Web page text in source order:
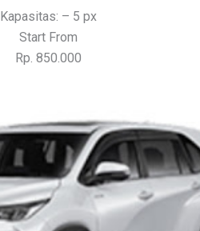
Kapasitas: – 5 px
Start From
Rp. 850.000